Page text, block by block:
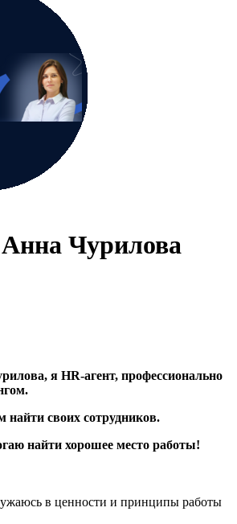
Чурилова
я HR-агент, профессионально
своих сотрудников.
найти хорошее место работы!
в ценности и принципы работы